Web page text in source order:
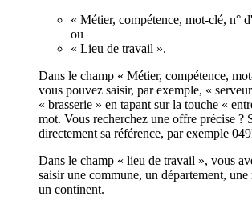
« Métier, compétence, mot-clé, n°
ou
« Lieu de travail ».
Dans le champ « Métier, compétence,
vous pouvez saisir, par exemple, «
« brasserie » en tapant sur la touche «
mot. Vous recherchez une offre précise ?
directement sa référence, par exemple
Dans le champ « lieu de travail », vous
saisir une commune, un département,
un continent.